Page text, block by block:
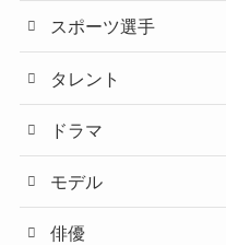
スポーツ選手
タレント
ドラマ
モデル
俳優